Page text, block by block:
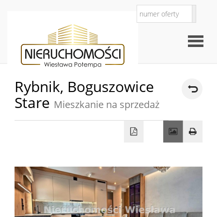
O
Rybnik, Boguszowice
Stare Mieszkanie na sprzedaż